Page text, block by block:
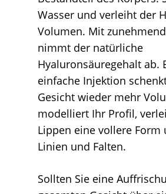
Wasser und verleiht der
Volumen. Mit
nimmt der natürliche
Hyaluronsäuregehalt ab.
einfache Injektion
Gesicht wieder mehr
modelliert Ihr Profil,
Lippen eine vollere Form
Linien und Falten.
Sollten Sie eine